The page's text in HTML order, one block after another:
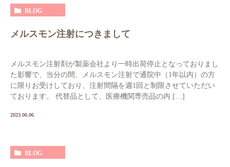
BLOG
メルスモン注射につきまして
メルスモン注射剤が製薬会社より一時出荷停止となっておりまし
た影響で、当分の間、メルスモン注射で通院中（1年以内）の方
に限りお受けしており、注射間隔を週1回と制限させていただい
ております。 代替品として、医療機関専売品の内 […]
2023.06.06
BLOG